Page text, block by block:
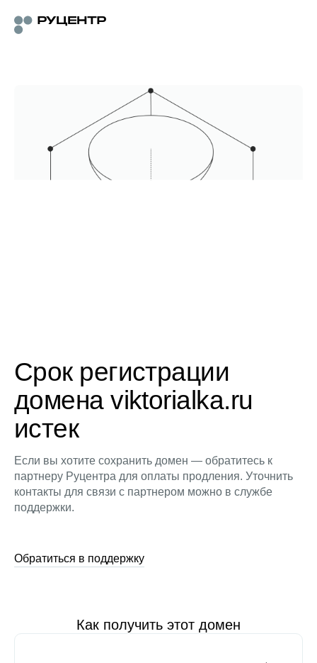
Срок регистрации
домена viktorialka.ru
истек
Если вы хотите сохранить домен — обратитесь к
партнеру Руцентра для оплаты продления. Уточнить
контакты для связи с партнером можно в службе
поддержки.
Обратиться в поддержку
Как получить этот домен